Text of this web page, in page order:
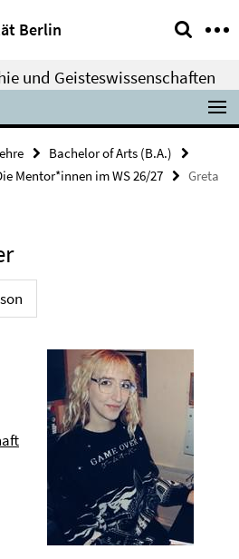
Berlin
und Geisteswissenschaften
Bachelor of Arts (B.A.)
Mentor*innen im WS 26/27
Greta